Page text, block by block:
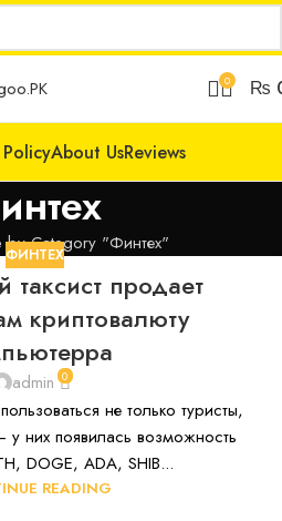
0 ₨
About UsReviews
by Category "Финтех"
ФИНТЕХ
продает
криптовалюту
admin 0
не только туристы,
них появилась возможность
DOGE, ADA, SHIB...
READING